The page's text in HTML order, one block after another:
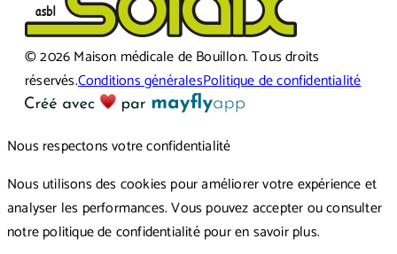
©2026Maison médicale de Bouillon.Tous droits
réservés.Conditions généralesPolitique de confidentialité
Nous respectons votre confidentialité
Nous utilisons des cookies pour améliorer votre expérience et
analyser les performances. Vous pouvez accepter ou consulter
notre politique de confidentialité pour en savoir plus.